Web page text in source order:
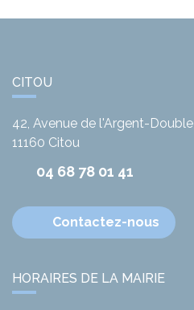
CITOU
42, Avenue de l'Argent-Double
11160 Citou
04 68 78 01 41
Contactez-nous
HORAIRES DE LA MAIRIE